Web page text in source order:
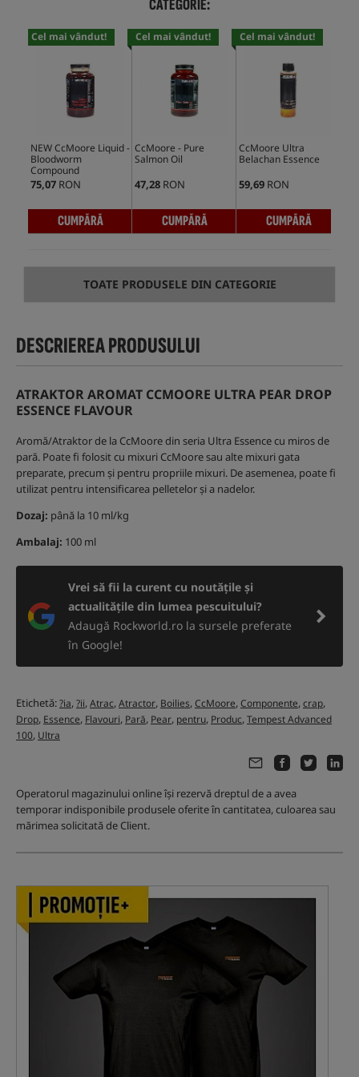
CATEGORIE:
Cel mai vândut!
NEW CcMoore Liquid -
Bloodworm
Compound
75,07 RON
CUMPĂRĂ
Cel mai vândut!
CcMoore - Pure
Salmon Oil
47,28 RON
CUMPĂRĂ
Cel mai vândut!
CcMoore Ultra
Belachan Essence
59,69 RON
CUMPĂRĂ
TOATE PRODUSELE DIN CATEGORIE
DESCRIEREA PRODUSULUI
ATRAKTOR AROMAT CCMOORE ULTRA PEAR DROP
ESSENCE FLAVOUR
Aromă/Atraktor de la CcMoore din seria Ultra Essence cu miros de
pară. Poate fi folosit cu mixuri CcMoore sau alte mixuri gata
preparate, precum și pentru propriile mixuri. De asemenea, poate fi
utilizat pentru intensificarea pelletelor și a nadelor.
Dozaj: până la 10 ml/kg
Ambalaj: 100 ml
Vrei să fii la curent cu noutățile și
actualitățile din lumea pescuitului?
Adaugă Rockworld.ro la sursele preferate
în Google!
Etichetă:?ia,?ii,Atrac,Atractor, Boilies,CcMoore,Componente,crap,
Drop, Essence, Flavouri, Pară, Pear, pentru, Produc,Tempest Advanced
100, Ultra
Operatorul magazinului online își rezervă dreptul de a avea
temporar indisponibile produsele oferite în cantitatea, culoarea sau
mărimea solicitată de Client.